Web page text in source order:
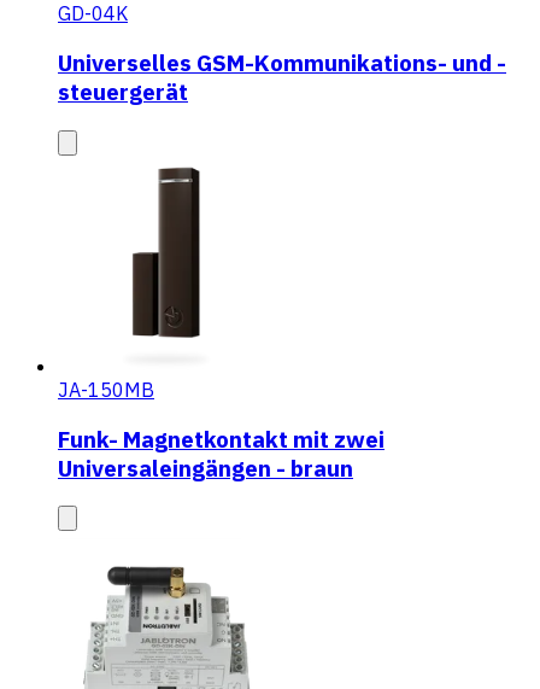
GD-04K
Universelles GSM-Kommunikations- und -
steuergerät
JA-150MB
Funk- Magnetkontakt mit zwei
Universaleingängen - braun